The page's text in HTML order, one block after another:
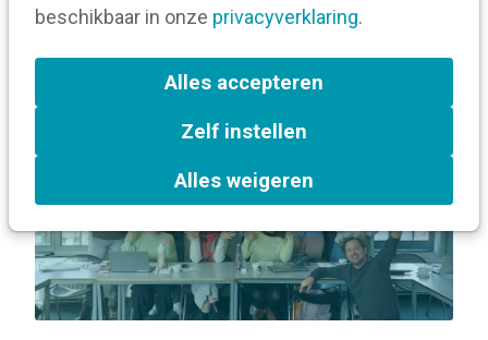
beschikbaar in onze privacyverklaring.
Alles accepteren
Zelf instellen
Alles weigeren
In de kijker Brussel
Copywriting